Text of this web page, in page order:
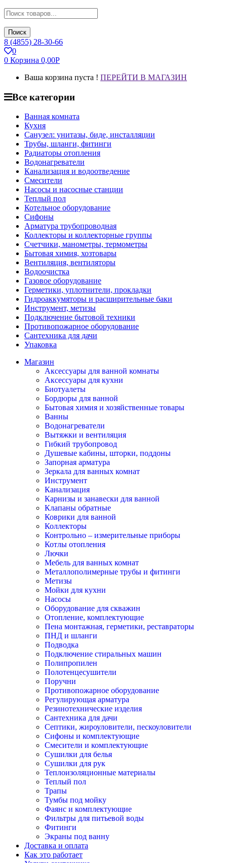
Поиск
8 (4855) 28-30-66
0
0 Корзина 0,00Р
Ваша корзина пуста ! ПЕРЕЙТИ В МАГАЗИН
Все категории
Ванная комната
Кухня
Санузел: унитазы, биде, инсталляции
Трубы, шланги, фитинги
Радиаторы отопления
Водонагреватели
Канализация и водоотведение
Смесители
Насосы и насосные станции
Теплый пол
Котельное оборудование
Сифоны
Арматура трубопроводная
Коллекторы и коллекторные группы
Счетчики, манометры, термометры
Бытовая химия, хозтовары
Вентиляция, вентиляторы
Водоочистка
Газовое оборудование
Герметики, уплотнители, прокладки
Гидроаккумяторы и расширительные баки
Инструмент, метизы
Подключение бытовой техники
Противопожарное оборудование
Сантехника для дачи
Упаковка
Магазин
Аксессуары для ванной комнаты
Аксессуары для кухни
Биотуалеты
Бордюры для ванной
Бытовая химия и хозяйственные товары
Ванны
Водонагреватели
Вытяжки и вентиляция
Гибкий трубопровод
Душевые кабины, шторки, поддоны
Запорная арматура
Зеркала для ванных комнат
Инструмент
Канализация
Карнизы и занавески для ванной
Клапаны обратные
Коврики для ванной
Коллекторы
Контрольно – измерительные приборы
Котлы отопления
Лючки
Мебель для ванных комнат
Металлополимерные трубы и фитинги
Метизы
Мойки для кухни
Насосы
Оборудование для скважин
Отопление, комплектующие
Пена монтажная, герметики, реставраторы
ПНД и шланги
Подводка
Подключение стиральных машин
Полипропилен
Полотенцесушители
Поручни
Противопожарное оборудование
Регулирующая арматура
Резинотехнические изделия
Сантехника для дачи
Септики, жироуловители, пескоуловители
Сифоны и комплектующие
Смесители и комплектующие
Сушилки для белья
Сушилки для рук
Теплоизоляционные материалы
Теплый пол
Трапы
Тумбы под мойку
Фаянс и комплектующие
Фильтры для питьевой воды
Фитинги
Экраны под ванну
Доставка и оплата
Как это работает